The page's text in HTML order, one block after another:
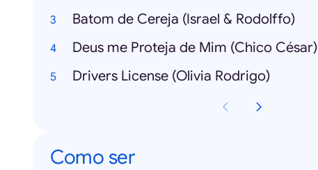
Batom de Cereja (Israel & Rodolffo)
Deus me Proteja de Mim (Chico César)
Drivers License (Olivia Rodrigo)
Como ser